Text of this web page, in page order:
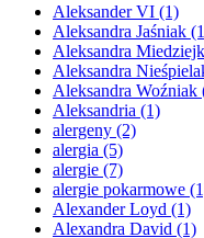
Aleksander VI (1)
Aleksandra Jaśniak
Aleksandra
Aleksandra
Aleksandra Woźniak
Aleksandria (1)
alergeny (2)
alergia (5)
alergie (7)
alergie pokarmowe
Alexander Loyd (1)
Alexandra David (1)